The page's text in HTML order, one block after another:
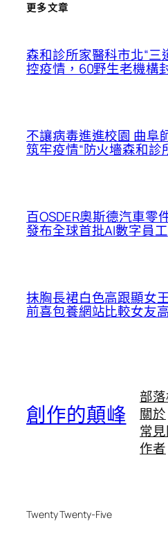
更多文章
森和診所家醫科市北“三
控疫情，60野生老機構
不讓病毒進進校園 曲阜
筑牢疫情“防火墻森和診
百OSDER奧斯德汽車零
發布全球首批AI數字員工
抹胸長裙白色高跟顯女
前喜包養網站比較女友
創作的顛峰
部
關於
常
作者
Twenty Twenty-Five